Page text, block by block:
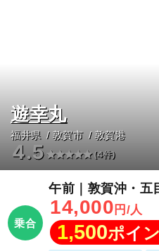
遊幸丸
福井県 敦賀市 敦賀港
4.5 (4件)
乗合
午前｜敦賀沖・五
14,000 円/人
1,500ポイ